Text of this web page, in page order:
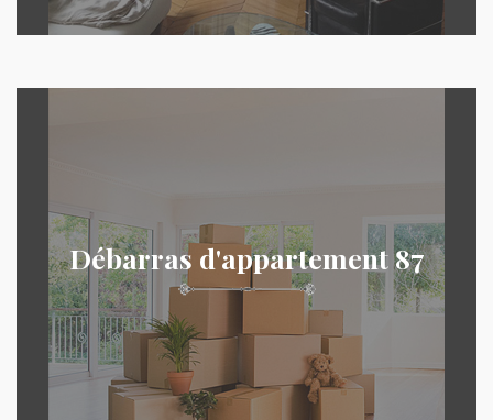
Débarras d'appartement 87